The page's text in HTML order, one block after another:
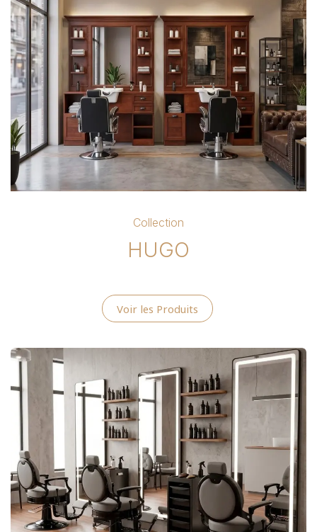
Collection
HUGO
Voir les Produits